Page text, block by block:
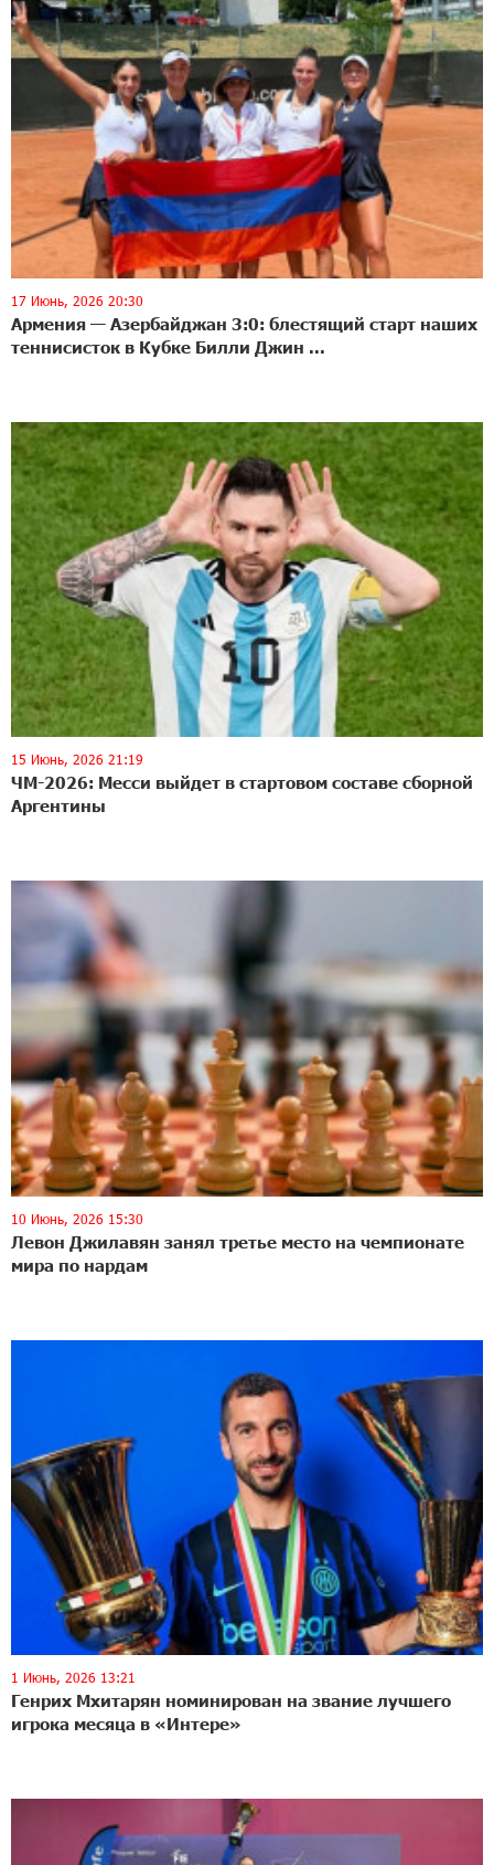
17 Июнь, 2026 20:30
Армения — Азербайджан 3:0: блестящий старт наших
теннисисток в Кубке Билли Джин ...
15 Июнь, 2026 21:19
ЧМ-2026: Месси выйдет в стартовом составе сборной
Аргентины
10 Июнь, 2026 15:30
Левон Джилавян занял третье место на чемпионате
мира по нардам
1 Июнь, 2026 13:21
Генрих Мхитарян номинирован на звание лучшего
игрока месяца в «Интере»